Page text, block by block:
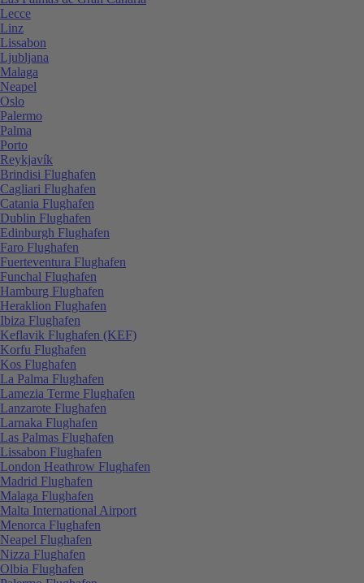
Lecce
Linz
Lissabon
Ljubljana
Malaga
Neapel
Oslo
Palermo
Palma
Porto
Reykjavík
Brindisi Flughafen
Cagliari Flughafen
Catania Flughafen
Dublin Flughafen
Edinburgh Flughafen
Faro Flughafen
Fuerteventura Flughafen
Funchal Flughafen
Hamburg Flughafen
Heraklion Flughafen
Ibiza Flughafen
Keflavik Flughafen (KEF)
Korfu Flughafen
Kos Flughafen
La Palma Flughafen
Lamezia Terme Flughafen
Lanzarote Flughafen
Larnaka Flughafen
Las Palmas Flughafen
Lissabon Flughafen
London Heathrow Flughafen
Madrid Flughafen
Malaga Flughafen
Malta International Airport
Menorca Flughafen
Neapel Flughafen
Nizza Flughafen
Olbia Flughafen